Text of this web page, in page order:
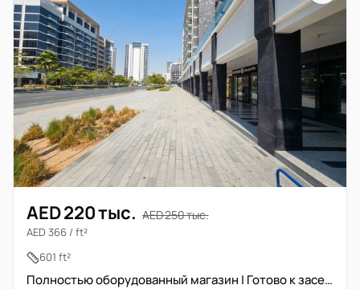
AED 220 тыс. AED 250 тыс.
AED 366 / ft²
601 ft²
Полностью оборудованный магазин | Готово к заселению | Вид на бульвар